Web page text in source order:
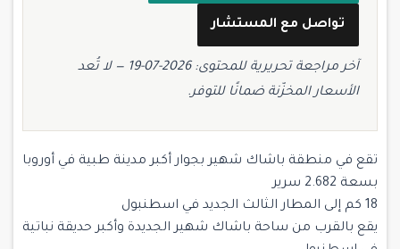
تواصل مع المستشار
آخر مراجعة تحريرية للمحتوى: 2026-07-19 — لا تُعد
الأسعار المخزّنة ضمانًا للتوفر.
تقع في منطقة باشاك شهير بجوار أكبر مدينة طبية في أوروبا
بسعة 2.682 سرير
18 كم إلى المطار الثالث الجديد في اسطنبول
يقع بالقرب من ساحة باشاك شهير الجديدة وأكبر حديقة نباتية